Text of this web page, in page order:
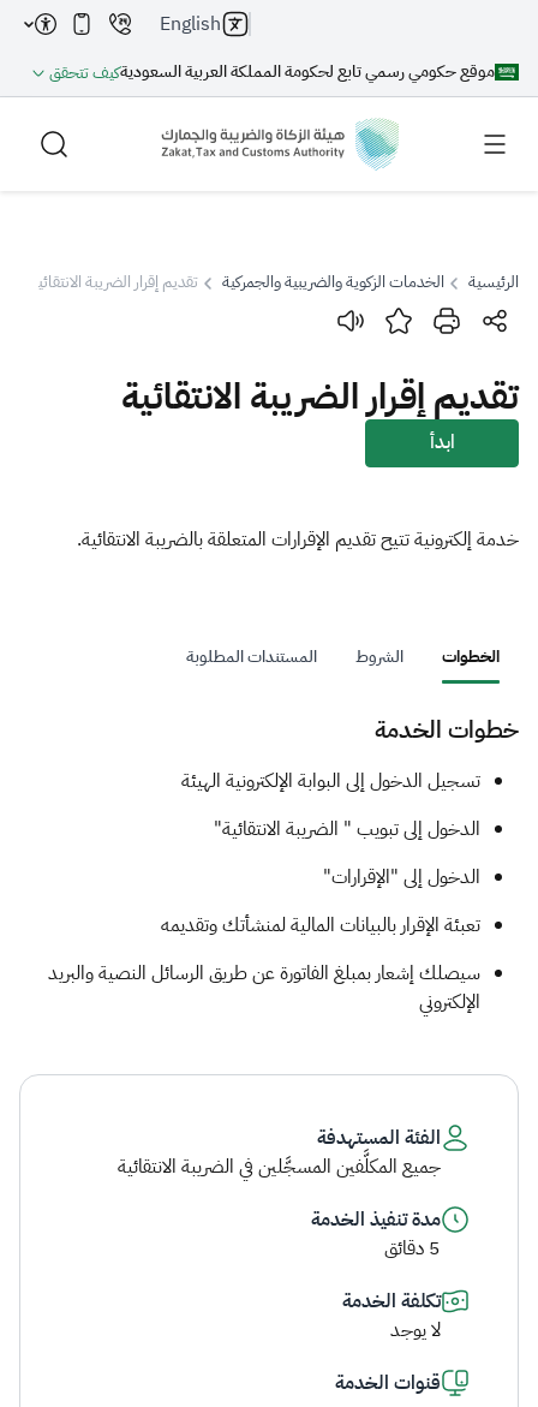
موقع حكومي رسمي تابع لحكومة المملكة العربية السعوديةكيف تتحقق
English
بحث
بحث بحث AI
الزكاة الجمارك
ضريبة القيمة المضافة
الرئيسية الخدمات الزكوية والضريبية والجمركية تقديم إقرار الضريبة الانتقائية
تقديم إقرار الضريبة الانتقائية
ابدأ
خدمة إلكترونية تتيح تقديم الإقرارات المتعلقة بالضريبة الانتقائية.
الخطوات الشروط المستندات المطلوبة
خطوات الخدمة
​​تسجيل الدخول إلى البوابة الإلكترونية الهيئة
الدخول إلى تبويب " الضريبة الانتقائية"
الدخول إلى "الإقرارات"
تعبئة الإقرار بالبيانات المالية لمنشأتك وتقديمه
سيصلك إشعار بمبلغ الفاتورة عن طريق الرسائل النصية والبريد
الإلكتروني ​
الفئة المستهدفة
جميع المكلَّفين المسجَّلين في الضريبة الانتقائية
مدة تنفيذ الخدمة
5 دقائق
تكلفة الخدمة
لا يوجد
قنوات الخدمة